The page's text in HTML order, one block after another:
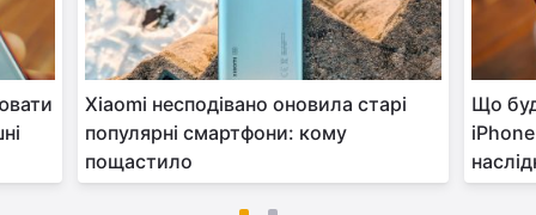
Xiaomi несподівано оновила старі
популярні смартфони: кому
пощастило
Що